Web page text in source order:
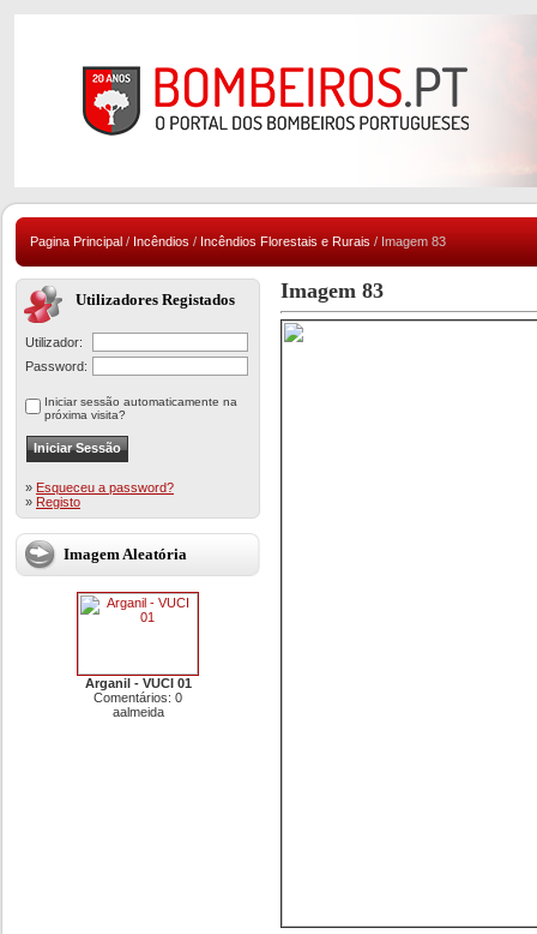
Pagina Principal / Incêndios / Incêndios Florestais e Rurais / Imagem 83
Utilizadores Registados
Utilizador:
Password:
Iniciar sessão automaticamente na
próxima visita?
» Esqueceu a password?
» Registo
Imagem Aleatória
Arganil - VUCI 01
Comentários: 0
aalmeida
Imagem 83